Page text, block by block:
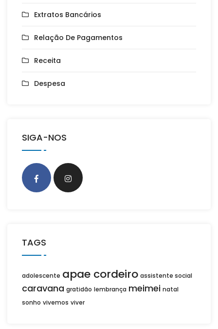
Extratos Bancários
Relação De Pagamentos
Receita
Despesa
SIGA-NOS
TAGS
adolescente apae cordeiro assistente social
caravana gratidão lembrança meimei natal
sonho vivemos viver